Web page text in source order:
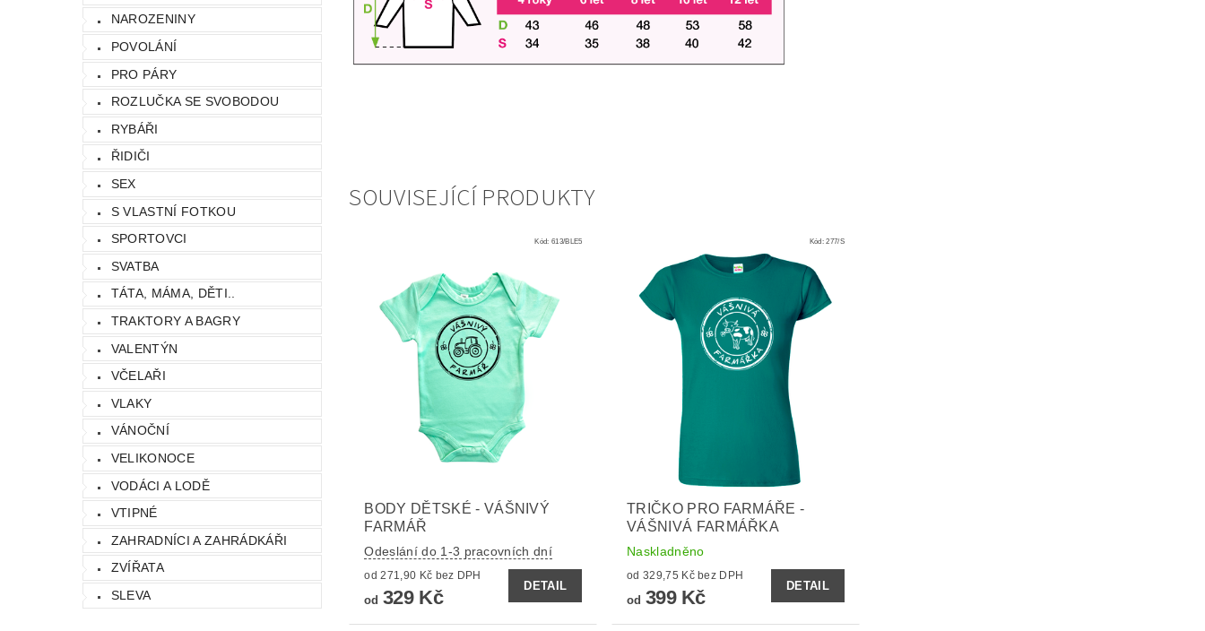
NAROZENINY
POVOLÁNÍ
PRO PÁRY
ROZLUČKA SE SVOBODOU
RYBÁŘI
ŘIDIČI
SEX
S VLASTNÍ FOTKOU
SPORTOVCI
SVATBA
TÁTA, MÁMA, DĚTI..
TRAKTORY A BAGRY
VALENTÝN
VČELAŘI
VLAKY
VÁNOČNÍ
VELIKONOCE
VODÁCI A LODĚ
VTIPNÉ
ZAHRADNÍCI A ZAHRÁDKÁŘI
ZVÍŘATA
SLEVA
SOUVISEJÍCÍ PRODUKTY
Kód: 613/BLE5
BODY DĚTSKÉ - VÁŠNIVÝ
FARMÁŘ
Odeslání do 1-3 pracovních dní
od 271,90 Kč bez DPH
od 329 Kč
DETAIL
Kód:277/S
TRIČKO PRO FARMÁŘE -
VÁŠNIVÁ FARMÁŘKA
Naskladněno
od 329,75 Kč bez DPH
od 399 Kč
DETAIL